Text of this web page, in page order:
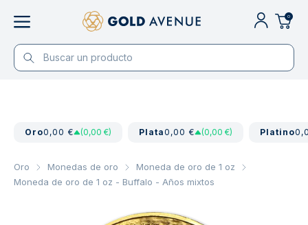
0
Oro0,00 € (0,00 €) Plata0,00 € (0,00 €) Platino
Oro Monedas de oro
Moneda de oro de 1 oz
Moneda de oro de 1 oz - Buffalo - Años mixtos